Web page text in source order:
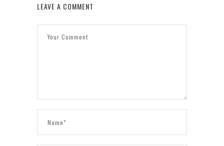
LEAVE A COMMENT